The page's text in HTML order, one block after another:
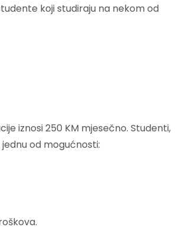
koji studiraju na nekom od
iznosi 250 KM mjesečno. Studenti,
od mogućnosti: